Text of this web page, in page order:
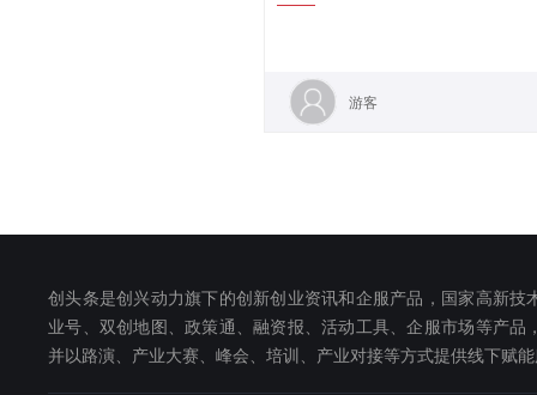
游客
创头条是创兴动力旗下的创新创业资讯和企服产品，国家高新
业号、双创地图、政策通、融资报、活动工具、企服市场等产
并以路演、产业大赛、峰会、培训、产业对接等方式提供线下赋